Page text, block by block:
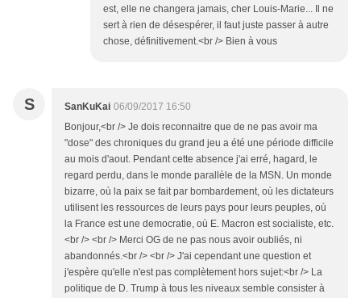
est, elle ne changera jamais, cher Louis-Marie... Il ne
sert à rien de désespérer, il faut juste passer à autre
chose, définitivement.<br /> Bien à vous
S SanKuKai 06/09/2017 16:50
Bonjour,<br /> Je dois reconnaitre que de ne pas avoir ma
"dose" des chroniques du grand jeu a été une période difficile
au mois d'aout. Pendant cette absence j'ai erré, hagard, le
regard perdu, dans le monde parallèle de la MSN. Un monde
bizarre, où la paix se fait par bombardement, où les dictateurs
utilisent les ressources de leurs pays pour leurs peuples, où
la France est une democratie, où E. Macron est socialiste, etc.
<br /> <br /> Merci OG de ne pas nous avoir oubliés, ni
abandonnés.<br /> <br /> J'ai cependant une question et
j'espère qu'elle n'est pas complètement hors sujet:<br /> La
politique de D. Trump à tous les niveaux semble consister à